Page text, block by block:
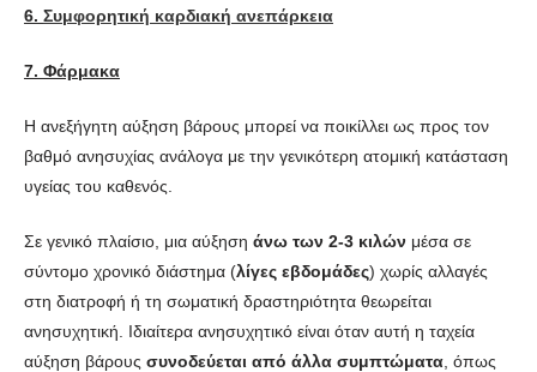
6. Συμφορητική καρδιακή ανεπάρκεια
7. Φάρμακα
Η ανεξήγητη αύξηση βάρους μπορεί να ποικίλλει ως προς τον
βαθμό ανησυχίας ανάλογα με την γενικότερη ατομική κατάσταση
υγείας του καθενός.
Σε γενικό πλαίσιο, μια αύξηση άνω των 2-3 κιλών μέσα σε
σύντομο χρονικό διάστημα (λίγες εβδομάδες) χωρίς αλλαγές
στη διατροφή ή τη σωματική δραστηριότητα θεωρείται
ανησυχητική. Ιδιαίτερα ανησυχητικό είναι όταν αυτή η ταχεία
αύξηση βάρους συνοδεύεται από άλλα συμπτώματα , όπως